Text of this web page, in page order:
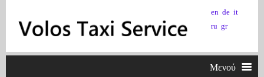
en de it
ru gr
Μενού